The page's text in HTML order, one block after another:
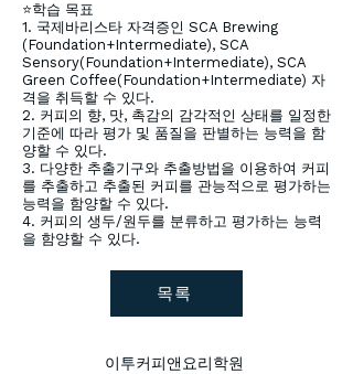
​⭐학습 목표
1. 국제바리스타 자격증인 SCA Brewing
(Foundation+Intermediate), SCA
Sensory(Foundation+Intermediate), SCA
Green Coffee(Foundation+Intermediate) 자
격을 취득할 수 있다.
2. 커피의 향, 맛, 촉감의 감각적인 상태를 일정한
기준에 따라 평가 및 품질을 판별하는 능력을 함
양할 수 있다.
3. 다양한 추출기구와 추출방법을 이용하여 커피
를 추출하고 추출된 커피를 관능적으로 평가하는
능력을 함양할 수 있다.
4. 커피의 생두/원두를 분류하고 평가하는 능력
을 함양할 수 있다.
목록
이투커피앤요리학원